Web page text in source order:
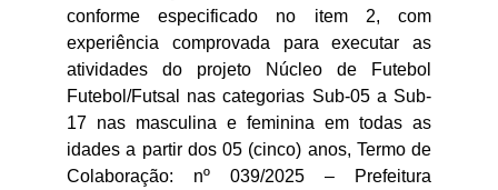
conforme especificado no item 2, com
experiência comprovada para executar as
atividades do projeto Núcleo de Futebol
Futebol/Futsal nas categorias Sub-05 a Sub-
17 nas masculina e feminina em todas as
idades a partir dos 05 (cinco) anos, Termo de
Colaboração: nº 039/2025 – Prefeitura